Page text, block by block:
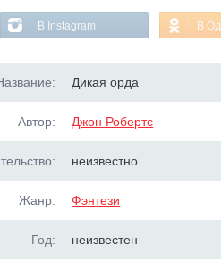
В Instagram В
Дикая орда
Автор: Джон Робертс
неизвестно
Жанр: Фэнтези
Год: неизвестен